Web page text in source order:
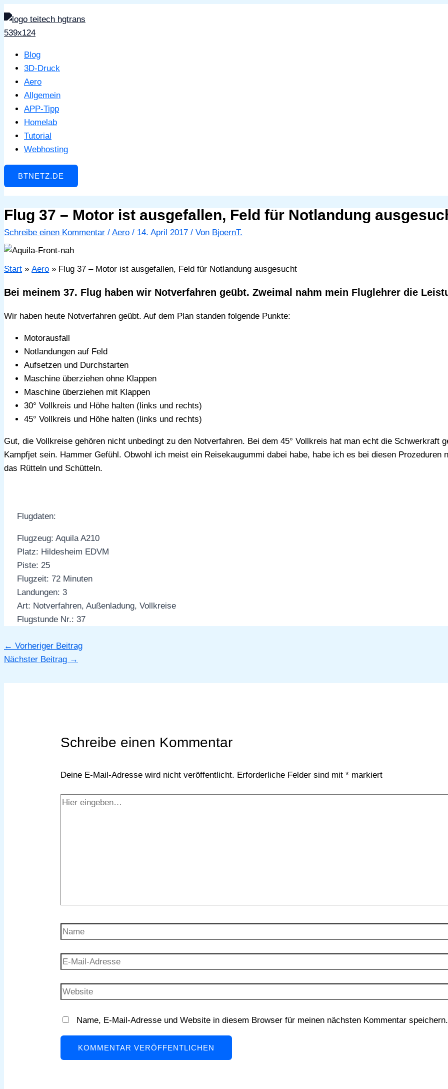
Zum
Inhalt
springen
Blog
3D-Druck
Aero
Allgemein
APP-Tipp
Homelab
Tutorial
Webhosting
BTNETZ.DE
Flug 37 – Motor ist ausgefallen, Feld für Notlandung
Schreibe einen Kommentar / Aero / 14. April 2017 / Von BjoernT.
Start Aero Flug 37 – Motor ist ausgefallen, Feld für Notlandung ausgesucht
Bei meinem 37. Flug haben wir Notverfahren geübt. Zweimal nahm mein Fluglehrer die
Wir haben heute Notverfahren geübt. Auf dem Plan standen folgende Punkte:
Motorausfall
Notlandungen auf Feld
Aufsetzen und Durchstarten
Maschine überziehen ohne Klappen
Maschine überziehen mit Klappen
30° Vollkreis und Höhe halten (links und rechts)
45° Vollkreis und Höhe halten (links und rechts)
Gut, die Vollkreise gehören nicht unbedingt zu den Notverfahren. Bei dem 45° Vollkreis hat man echt die Schwerkraft
Kampfjet sein. Hammer Gefühl. Obwohl ich meist ein Reisekaugummi dabei habe, habe ich es bei diesen Prozeduren
das Rütteln und Schütteln.
Flugdaten:
Flugzeug: Aquila A210
Platz: Hildesheim EDVM
Piste: 25
Flugzeit: 72 Minuten
Landungen: 3
Art: Notverfahren, Außenladung, Vollkreise
Flugstunde Nr.: 37
← Vorheriger Beitrag
Nächster Beitrag →
Schreibe einen Kommentar
Deine E-Mail-Adresse wird nicht veröffentlicht. Erforderliche Felder sind mit* markiert
Hier
Name
E-
Mail-
Adresse
Website
Name, E-Mail-Adresse und Website in diesem Browser für meinen nächsten Kommentar speichern.